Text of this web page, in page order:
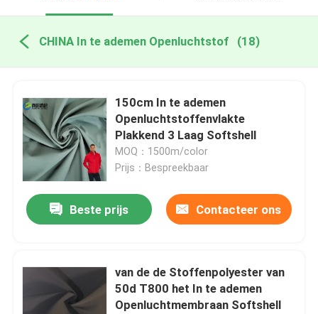
CHINA In te ademen Openluchtstof (18)
150cm In te ademen
Openluchtstoffenvlakte
Plakkend 3 Laag Softshell
MOQ：1500m/color
Prijs：Bespreekbaar
Beste prijs Contacteer ons
van de de Stoffenpolyester van
50d T800 het In te ademen
Openluchtmembraan Softshell